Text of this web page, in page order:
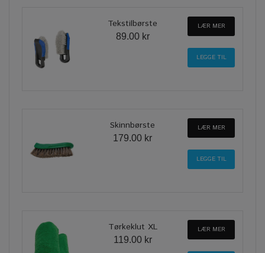
Tekstilbørste
89.00 kr
LÆR MER
Skinnbørste
179.00 kr
LÆR MER
Tørkeklut XL
119.00 kr
LÆR MER